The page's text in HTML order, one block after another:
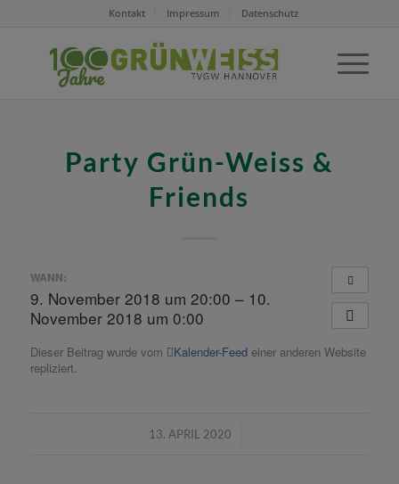
Kontakt Impressum Datenschutz
Party Grün-Weiss &
Friends
WANN:
9. November 2018 um 20:00 – 10.
November 2018 um 0:00
Dieser Beitrag wurde vom Kalender-Feedeiner anderen Website
repliziert.
13. APRIL 2020
/